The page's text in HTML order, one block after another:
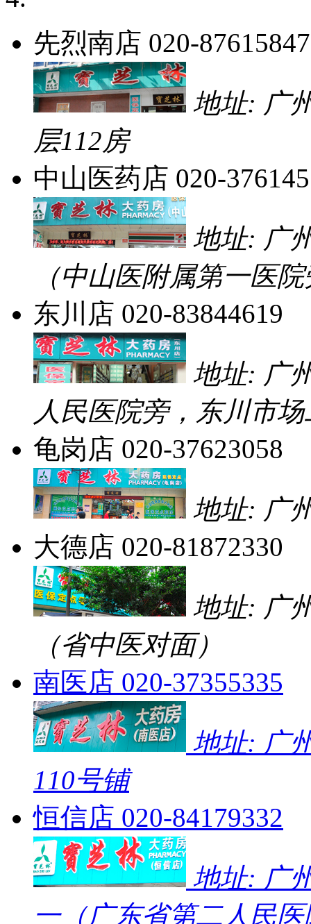
先烈南店 020-87615847
地址: 广
层112房
中山医药店 020-
地址: 广
（中山医附属第一医
东川店 020-83844619
地址: 广
人民医院旁，东川市
龟岗店 020-37623058
地址: 广
大德店 020-81872330
地址: 广
（省中医对面）
南医店 020-37355335
地址: 广
110号铺
恒信店 020-84179332
地址: 广
一（广东省第二人民